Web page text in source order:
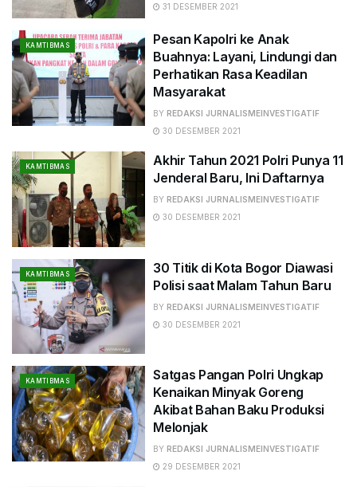
31 DESEMBER 2021
KAMTIBMAS
Pesan Kapolri ke Anak
Buahnya: Layani, Lindungi dan
Perhatikan Rasa Keadilan
Masyarakat
BY REDAKSI JURNALISMEINVESTIGATIF
30 DESEMBER 2021
KAMTIBMAS
Akhir Tahun 2021 Polri Punya 11
Jenderal Baru, Ini Daftarnya
BY REDAKSI JURNALISMEINVESTIGATIF
30 DESEMBER 2021
KAMTIBMAS
30 Titik di Kota Bogor Diawasi
Polisi saat Malam Tahun Baru
BY REDAKSI JURNALISMEINVESTIGATIF
30 DESEMBER 2021
KAMTIBMAS
Satgas Pangan Polri Ungkap
Kenaikan Minyak Goreng
Akibat Bahan Baku Produksi
Melonjak
BY REDAKSI JURNALISMEINVESTIGATIF
29 DESEMBER 2021